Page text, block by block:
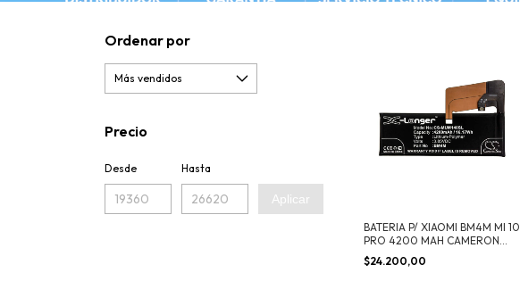
Ordenar por
Precio
Desde Hasta
Aplicar
BATERIA P/ XIAOMI BM4M MI 10
PRO 4200 MAH CAMERON
SINO
$24.200,00